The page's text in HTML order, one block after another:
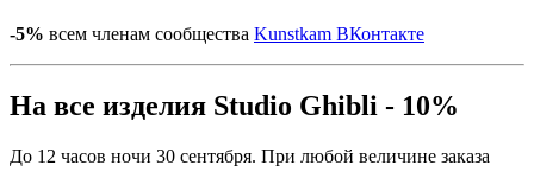
-5% всем членам сообщества Kunstkam ВКонтакте
На все изделия Studio Ghibli - 10%
До 12 часов ночи 30 сентября. При любой величине заказа